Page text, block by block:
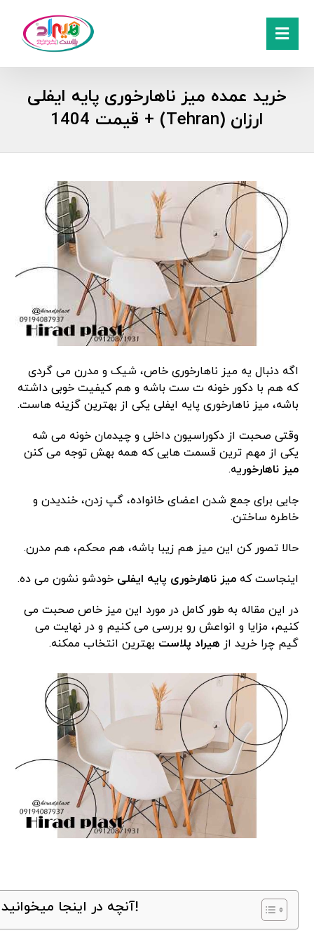
خرید عمده میز ناهارخوری پایه ایفلی
ارزان (Tehran) + قیمت 1404
اگه دنبال یه میز ناهارخوری خاص، شیک و مدرن می گردی
که هم با دکور خونه ت ست باشه و هم کیفیت خوبی داشته
باشه، میز ناهارخوری پایه ایفلی یکی از بهترین گزینه هاست.
وقتی صحبت از دکوراسیون داخلی و چیدمان خونه می شه
یکی از مهم ترین قسمت هایی که همه بهش توجه می کنن
میز ناهارخوریه.
جایی برای جمع شدن اعضای خانواده، گپ زدن، خندیدن و
خاطره ساختن.
حالا تصور کن این میز هم زیبا باشه، هم محکم، هم مدرن.
اینجاست کهمیز ناهارخوری پایه ایفلی خودشو نشون می ده.
در این مقاله به طور کامل در مورد این میز خاص صحبت می
کنیم، مزایا و انواعش رو بررسی می کنیم و در نهایت می
گیم چرا خرید از هیراد پلاست بهترین انتخاب ممکنه.
آنچه در اینجا میخوانید!